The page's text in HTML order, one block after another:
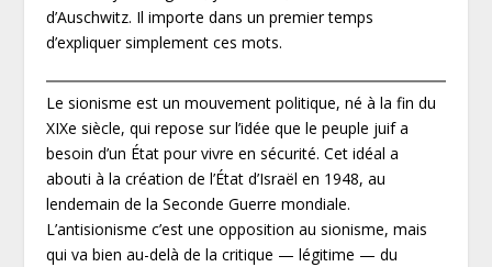
d’Auschwitz. Il importe dans un premier temps
d’expliquer simplement ces mots.
Le sionisme est un mouvement politique, né à la fin du
XIXe siècle, qui repose sur l’idée que le peuple juif a
besoin d’un État pour vivre en sécurité. Cet idéal a
abouti à la création de l’État d’Israël en 1948, au
lendemain de la Seconde Guerre mondiale.
L’antisionisme c’est une opposition au sionisme, mais
qui va bien au-delà de la critique — légitime — du